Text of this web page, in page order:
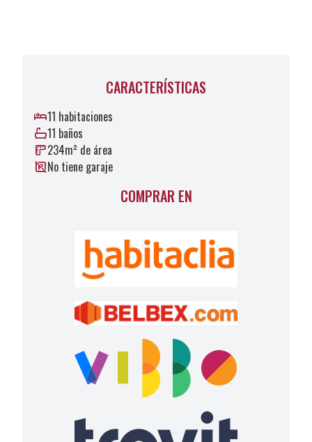
CARACTERÍSTICAS
11 habitaciones
11 baños
234m² de área
No tiene garaje
COMPRAR EN